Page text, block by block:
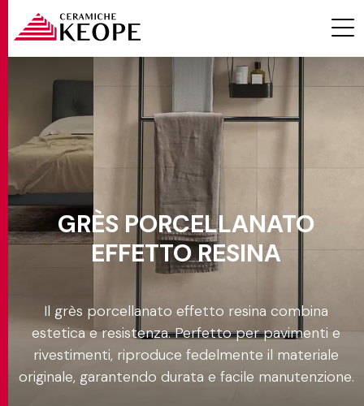
PROGETTI
EVENTI
GRÈS PORCELLANATO
EFFETTO RESINA
Il grès porcellanato effetto resina combina
estetica e resistenza. Perfetto per pavimenti e
rivestimenti, riproduce fedelmente il materiale
originale, garantendo durata e facile manutenzione.
Effetto
Ambiente
Colore
Spessore
Applicazione